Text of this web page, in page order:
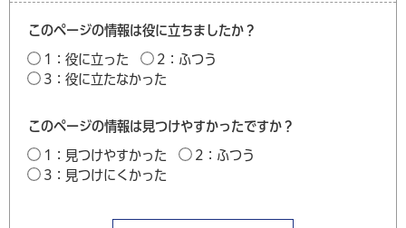
このページの情報は役に立ちましたか？
1：役に立った
2：ふつう
3：役に立たなかった
このページの情報は見つけやすかったですか？
1：見つけやすかった
2：ふつう
3：見つけにくかった